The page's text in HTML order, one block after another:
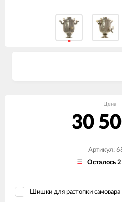
Цена
30
Артикул:
Осталось
Шишки для растопки самовара